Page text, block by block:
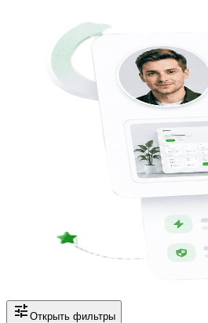
tune Открыть фильтры